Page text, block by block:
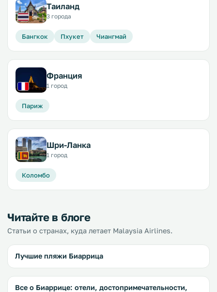
Таиланд
3 города
Бангкок Пхукет Чиангмай
Франция
1 город
Париж
Шри-Ланка
1 город
Коломбо
Читайте в блоге
Статьи о странах, куда летает Malaysia Airlines.
Лучшие пляжи Биаррица
Все о Биаррице: отели, достопримечательности,